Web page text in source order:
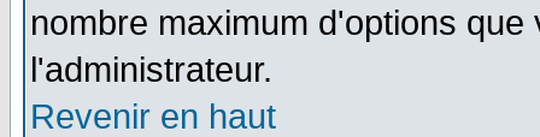
nombre maximum d'options
l'administrateur.
Revenir en haut